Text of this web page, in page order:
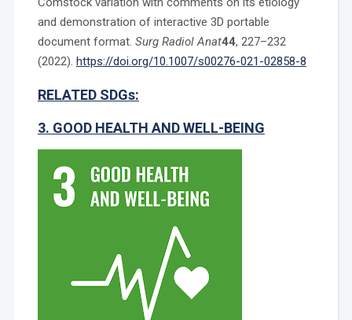
and demonstration of interactive 3D portable
document format. Surg Radiol Anat44, 227–232
(2022). https://doi.org/10.1007/s00276-021-02858-8
RELATED SDGs:
3. GOOD HEALTH AND WELL-BEING